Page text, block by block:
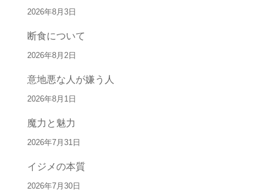
2026年8月3日
断食について
2026年8月2日
意地悪な人が嫌う人
2026年8月1日
魔力と魅力
2026年7月31日
イジメの本質
2026年7月30日